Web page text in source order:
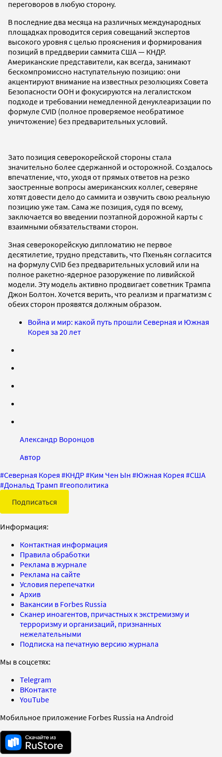
переговоров в любую сторону.
В последние два месяца на различных международных
площадках проводится серия совещаний экспертов
высокого уровня с целью прояснения и формирования
позиций в преддверии саммита США — КНДР.
Американские представители, как всегда, занимают
бескомпромиссно наступательную позицию: они
акцентируют внимание на известных резолюциях Совета
Безопасности ООН и фокусируются на легалистском
подходе и требовании немедленной денуклеаризации по
формуле CVID (полное проверяемое необратимое
уничтожение) без предварительных условий.
Зато позиция северокорейской стороны стала
значительно более сдержанной и осторожной. Создалось
впечатление, что, уходя от прямых ответов на резко
заостренные вопросы американских коллег, северяне
хотят довести дело до саммита и озвучить свою реальную
позицию уже там. Сама же позиция, судя по всему,
заключается во введении поэтапной дорожной карты с
взаимными обязательствами сторон.
Зная северокорейскую дипломатию не первое
десятилетие, трудно представить, что Пхеньян согласится
на формулу CVID без предварительных условий или на
полное ракетно-ядерное разоружение по ливийской
модели. Эту модель активно продвигает советник Трампа
Джон Болтон. Хочется верить, что реализм и прагматизм с
обеих сторон проявятся должным образом.
Война и мир: какой путь прошли Северная и Южная
Корея за 20 лет
Александр Воронцов
Автор
#Северная Корея #КНДР#Ким Чен Ын #Южная Корея #США
#Дональд Трамп #геополитика
Подписаться
Информация:
Контактная информация
Правила обработки
Реклама в журнале
Реклама на сайте
Условия перепечатки
Архив
Вакансии в Forbes Russia
Сканер иноагентов, причастных к экстремизму и
терроризму и организаций, признанных
нежелательными
Подписка на печатную версию журнала
Мы в соцсетях:
Telegram
ВКонтакте
YouTube
Мобильное приложение Forbes Russia на Android